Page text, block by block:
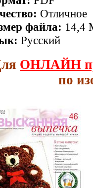
Отличное
файла: 14,4
Русский
ОНЛАЙН
по